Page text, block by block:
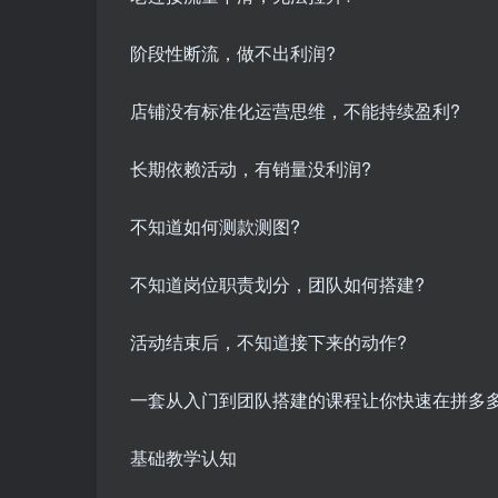
阶段性断流，做不出利润?
店铺没有标准化运营思维，不能持续盈利?
长期依赖活动，有销量没利润?
不知道如何测款测图?
不知道岗位职责划分，团队如何搭建?
活动结束后，不知道接下来的动作?
一套从入门到团队搭建的课程让你快速在拼多
基础教学认知